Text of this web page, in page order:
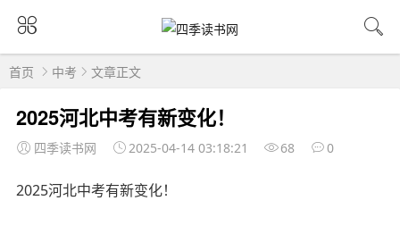
首页 中考 文章正文
2025河北中考有新变化！
四季读书网 2025-04-14 03:18:21 68 0
2025河北中考有新变化！